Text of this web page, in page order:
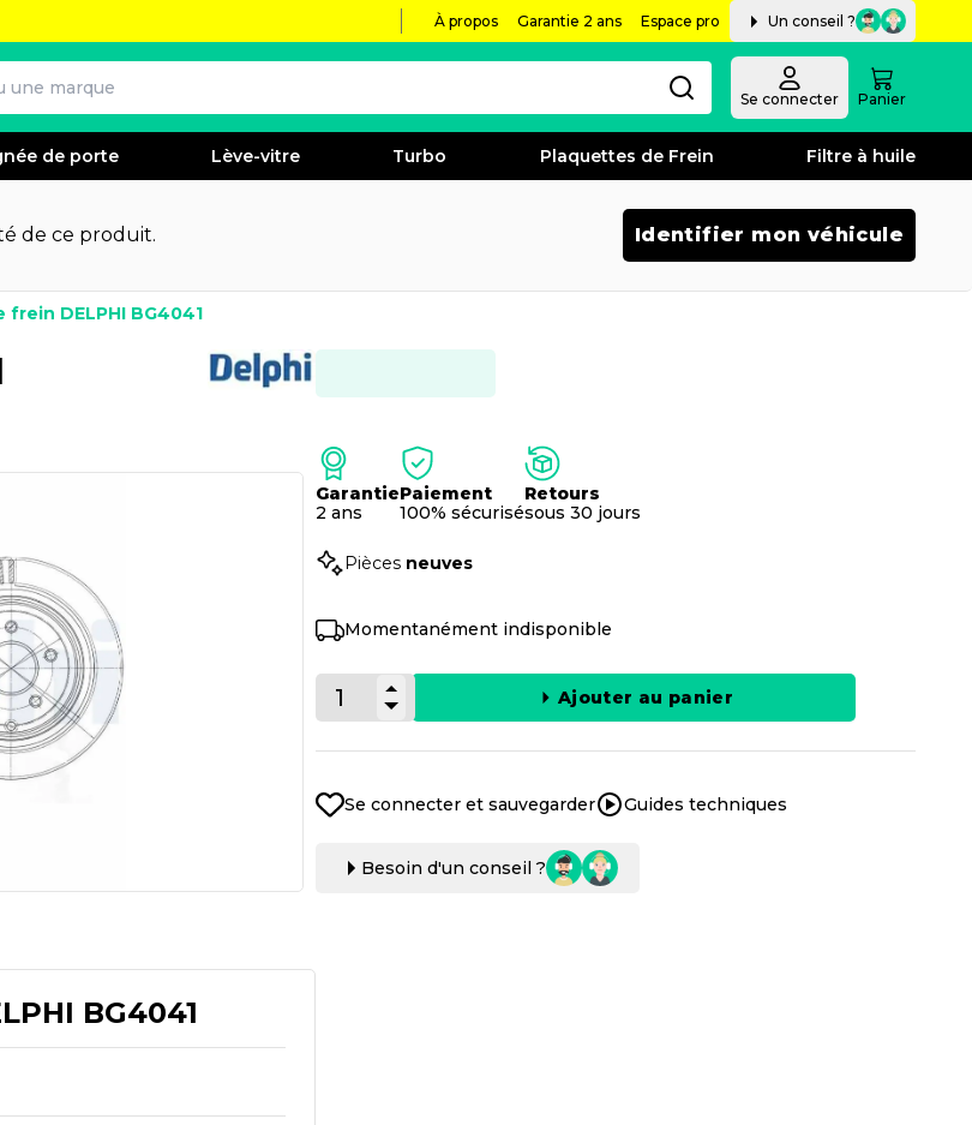
À propos Garantie 2 ans Espace pro Un conseil ?
Se connecter Panier
de porte Lève-vitre Turbo Plaquettes de Frein Filtre à huile
de ce produit. Identifier mon véhicule
frein DELPHI BG4041
BG4041
Garantie
2 ans
Paiement
100% sécurisé
Retours
sous 30 jours
Pièces neuves
Momentanément indisponible
Ajouter au panier
Se connecter et sauvegarder Guides techniques
Besoin d'un conseil ?